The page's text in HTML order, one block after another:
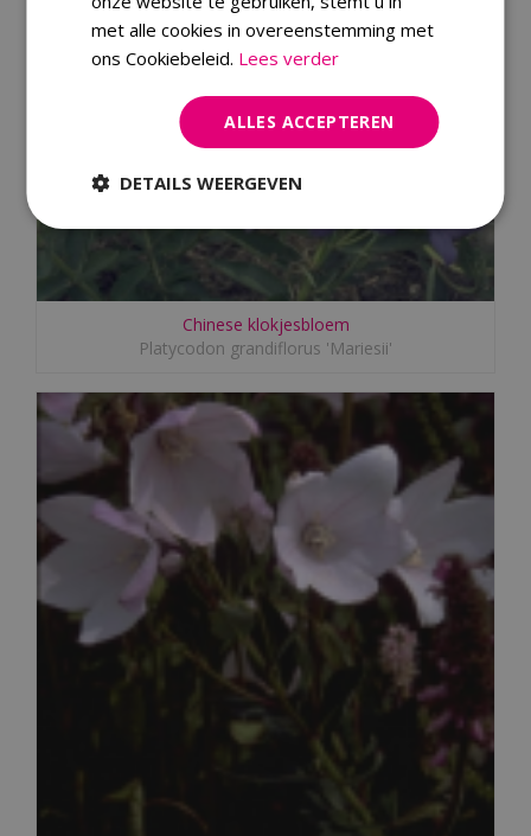
Chinese klokjesbloem
Platycodon grandiflorus 'Mariesii'
met alle cookies in overeenstemming met
ons Cookiebeleid. Lees verder
ALLES ACCEPTEREN
DETAILS WEERGEVEN